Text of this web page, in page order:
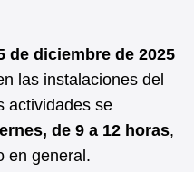
de diciembre de 2025
las instalaciones del
actividades se
de 9 a 12 horas,
en general.